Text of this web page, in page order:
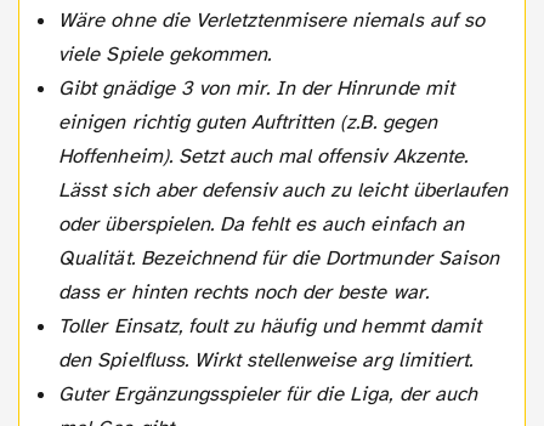
Wäre ohne die Verletztenmisere niemals auf so
viele Spiele gekommen.
Gibt gnädige 3 von mir. In der Hinrunde mit
einigen richtig guten Auftritten (z.B. gegen
Hoffenheim). Setzt auch mal offensiv Akzente.
Lässt sich aber defensiv auch zu leicht überlaufen
oder überspielen. Da fehlt es auch einfach an
Qualität. Bezeichnend für die Dortmunder Saison
dass er hinten rechts noch der beste war.
Toller Einsatz, foult zu häufig und hemmt damit
den Spielfluss. Wirkt stellenweise arg limitiert.
Guter Ergänzungsspieler für die Liga, der auch